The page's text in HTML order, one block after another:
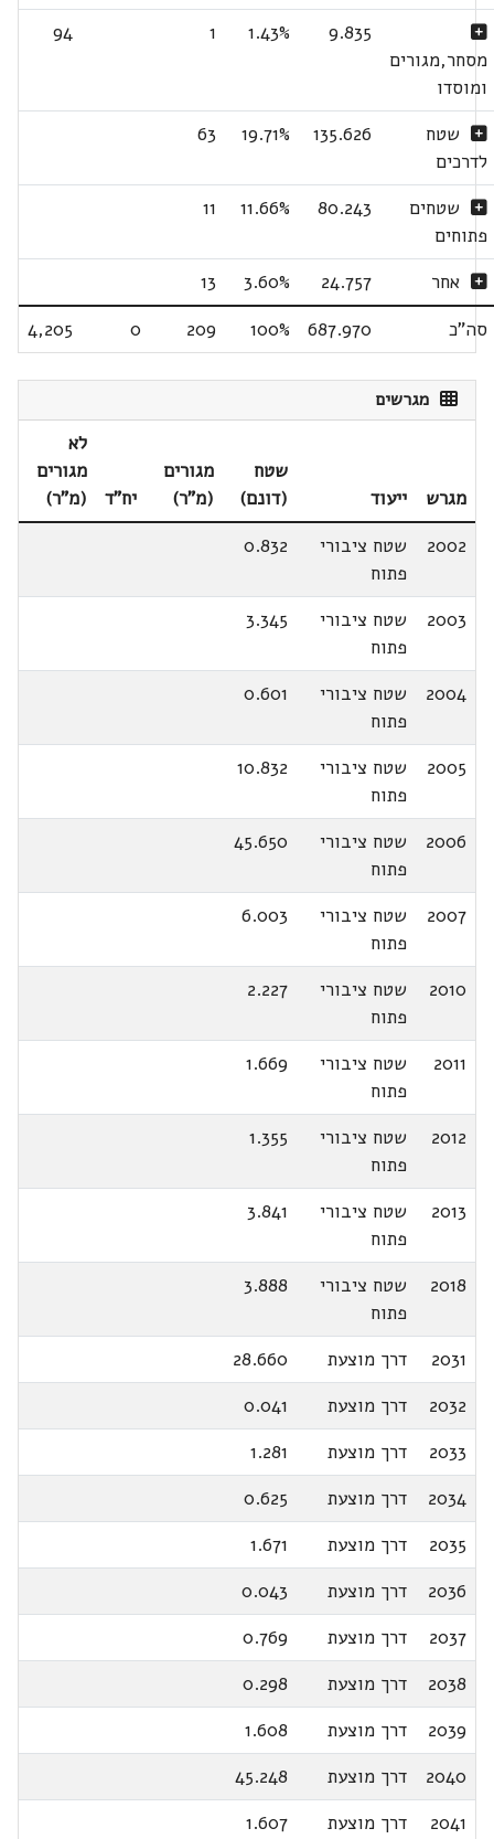
מסחר,מגורים
ומוסדו
9.835
1.43%
1
94
שטח
לדרכים
135.626
19.71%
63
שטחים
פתוחים
80.243
11.66%
11
אחר 24.757
3.60%
13
סה"כ
687.970
100%
209
0
4,205
מגרשים
מגרש ייעוד
שטח
(דונם)
מגורים
(מ"ר)
יח"ד
לא
מגורים
(מ"ר)
2002
שטח ציבורי
פתוח
0.832
2003
שטח ציבורי
פתוח
3.345
2004
שטח ציבורי
פתוח
0.601
2005
שטח ציבורי
פתוח
10.832
2006
שטח ציבורי
פתוח
45.650
2007
שטח ציבורי
פתוח
6.003
2010
שטח ציבורי
פתוח
2.227
2011
שטח ציבורי
פתוח
1.669
2012
שטח ציבורי
פתוח
1.355
2013
שטח ציבורי
פתוח
3.841
2018
שטח ציבורי
פתוח
3.888
2031 דרך מוצעת
28.660
2032
דרך מוצעת
0.041
2033
דרך מוצעת
1.281
2034
דרך מוצעת
0.625
2035
דרך מוצעת
1.671
2036
דרך מוצעת
0.043
2037
דרך מוצעת
0.769
2038
דרך מוצעת
0.298
2039
דרך מוצעת
1.608
2040
דרך מוצעת
45.248
2041
דרך מוצעת 1.607